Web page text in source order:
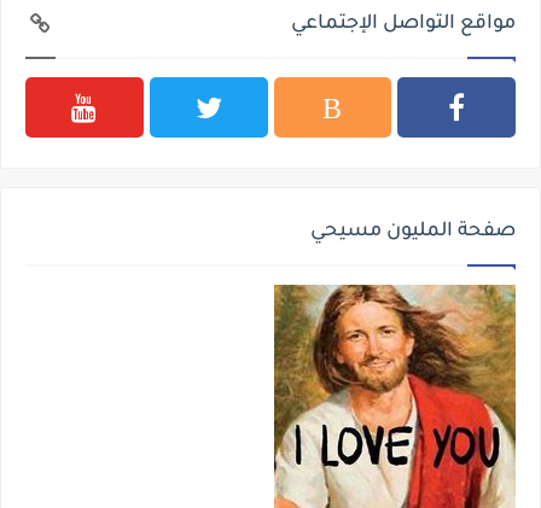
مواقع التواصل الإجتماعي
صفحة المليون مسيحي